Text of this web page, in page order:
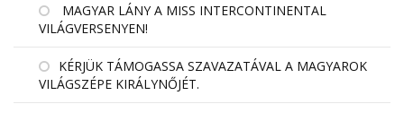
MAGYAR LÁNY A MISS INTERCONTINENTAL
VILÁGVERSENYEN!
KÉRJÜK TÁMOGASSA SZAVAZATÁVAL A MAGYAROK
VILÁGSZÉPE KIRÁLYNŐJÉT.